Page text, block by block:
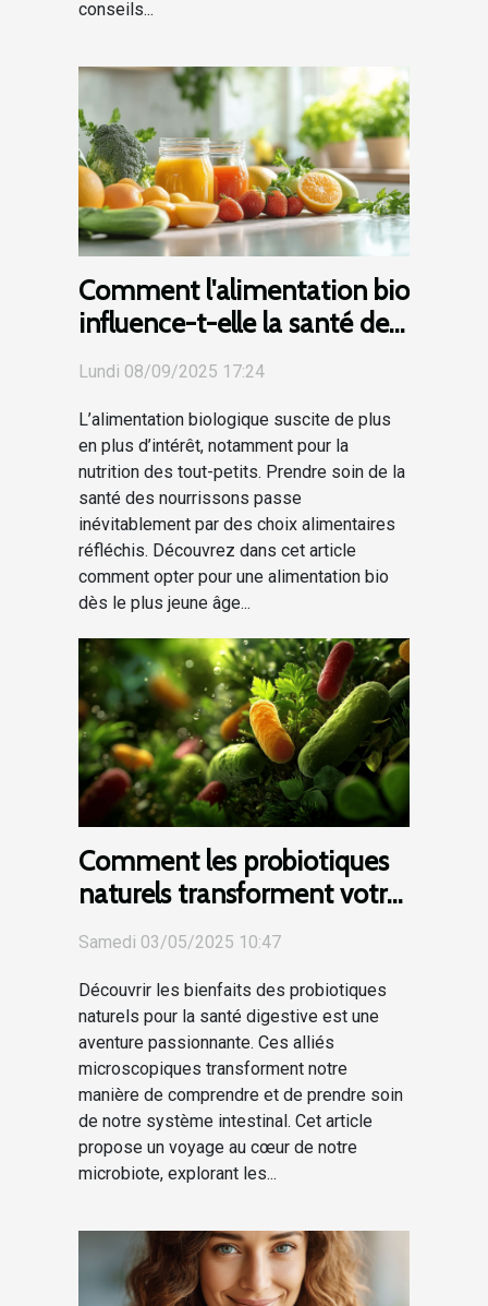
conseils...
Comment l'alimentation bio
influence-t-elle la santé des
Lundi 08/09/2025 17:24
L’alimentation biologique suscite de plus
en plus d’intérêt, notamment pour la
nutrition des tout-petits. Prendre soin de la
santé des nourrissons passe
inévitablement par des choix alimentaires
réfléchis. Découvrez dans cet article
comment opter pour une alimentation bio
dès le plus jeune âge...
Comment les probiotiques
naturels transforment votre
santé digestive alternatives
alimentaires
Samedi 03/05/2025 10:47
Découvrir les bienfaits des probiotiques
naturels pour la santé digestive est une
aventure passionnante. Ces alliés
microscopiques transforment notre
manière de comprendre et de prendre soin
de notre système intestinal. Cet article
propose un voyage au cœur de notre
microbiote, explorant les...